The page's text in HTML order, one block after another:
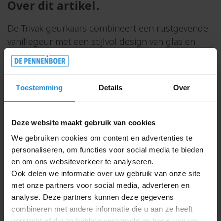
Toestemming Details Over
Deze website maakt gebruik van cookies
We gebruiken cookies om content en advertenties te
personaliseren, om functies voor social media te bieden
en om ons websiteverkeer te analyseren.
Ook delen we informatie over uw gebruik van onze site
met onze partners voor social media, adverteren en
analyse. Deze partners kunnen deze gegevens
combineren met andere informatie die u aan ze heeft
Over dit artikel
De Trivak geurkaars combineert een rustgevende
vanillegeur met een stijlvol design van glas en
bamboe. Deze hoogwaardige geurkaars wordt
geleverd in een elegante geschenkverpakking en
klanten en medewerkers. Het bamboedeksel biedt
elke interieurstijl.
Verzorgde presentatie in een glazen pot met
bamboedeksel voor een natuurlijke, warme
uitstraling
Vanillegeur zorgt voor een ontspannen en
aangename sfeer in elk interieur
Geleverd in geschenkverpakking, direct klaar